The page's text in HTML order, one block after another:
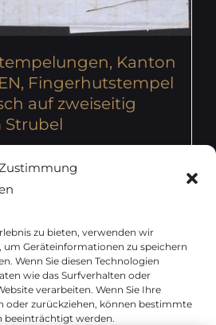
zu bieten, verwenden wir
um Geräteinformationen zu speichern
Wenn Sie diesen Technologien
wie das Surfverhalten oder
verarbeiten. Wenn Sie Ihre
zurückziehen, können bestimmte
beeinträchtigt werden.
Kanton
Fingerhutstempel
auf zweiseitig